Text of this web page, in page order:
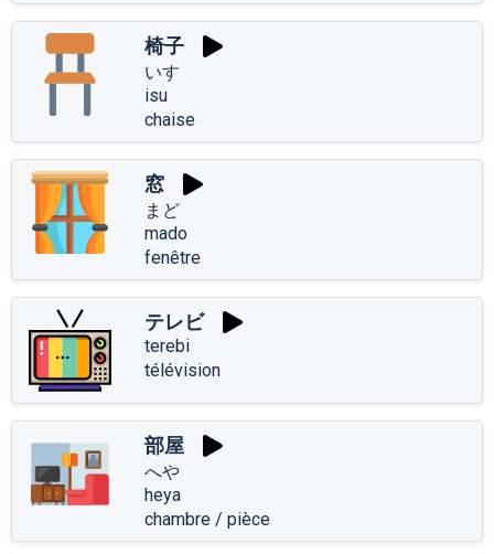
椅子
いす
isu
chaise
窓
まど
mado
fenêtre
テレビ
terebi
télévision
部屋
へや
heya
chambre / pièce